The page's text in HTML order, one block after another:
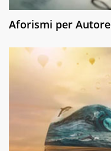
Aforismi per Autore